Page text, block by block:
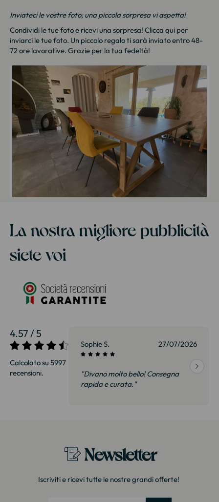
Inviateci le vostre foto; una piccola sorpresa vi aspetta!
Condividi le tue foto e ricevi una sorpresa! Clicca qui per
inviarci le tue foto. Un piccolo regalo ti sarà inviato entro 48-
72 ore lavorative. Grazie per la tua fedeltà!
La nostra migliore pubblicità
siete voi
4.57 / 5
Calcolato su 5997
recensioni.
27/07/2026 Sophie S. 27/07/2026
"Divano molto bello! Consegna
rapida e curata."
Newsletter
Iscriviti e ricevi tutte le nostre grandi offerte!